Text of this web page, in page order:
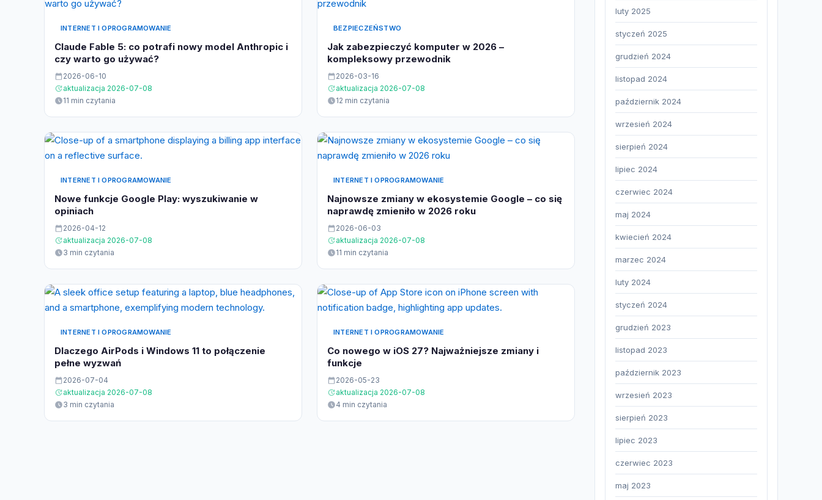
INTERNET I OPROGRAMOWANIE
Claude Fable 5: co potrafi nowy model Anthropic i
czy warto go używać?
2026-06-10
aktualizacja 2026-07-08
11 min czytania
BEZPIECZEŃSTWO
Jak zabezpieczyć komputer w 2026 –
kompleksowy przewodnik
2026-03-16
aktualizacja 2026-07-08
12 min czytania
INTERNET I OPROGRAMOWANIE
Nowe funkcje Google Play: wyszukiwanie w
opiniach
2026-04-12
aktualizacja 2026-07-08
3 min czytania
INTERNET I OPROGRAMOWANIE
Najnowsze zmiany w ekosystemie Google – co się
naprawdę zmieniło w 2026 roku
2026-06-03
aktualizacja 2026-07-08
11 min czytania
INTERNET I OPROGRAMOWANIE
Dlaczego AirPods i Windows 11 to połączenie
pełne wyzwań
2026-07-04
aktualizacja 2026-07-08
3 min czytania
INTERNET I OPROGRAMOWANIE
Co nowego w iOS 27? Najważniejsze zmiany i
funkcje
2026-05-23
aktualizacja 2026-07-08
4 min czytania
luty 2025
styczeń 2025
grudzień 2024
listopad 2024
październik 2024
wrzesień 2024
sierpień 2024
lipiec 2024
czerwiec 2024
maj 2024
kwiecień 2024
marzec 2024
luty 2024
styczeń 2024
grudzień 2023
listopad 2023
październik 2023
wrzesień 2023
sierpień 2023
lipiec 2023
czerwiec 2023
maj 2023